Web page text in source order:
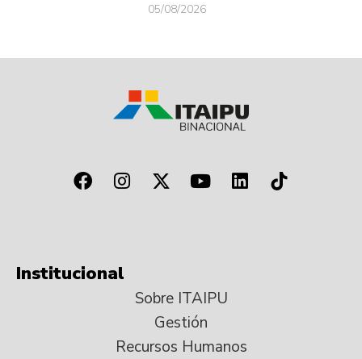
05/08/2026
Institucional
Sobre ITAIPU
Gestión
Recursos Humanos